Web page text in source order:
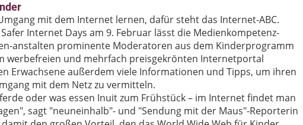
mit dem Internet lernen, dafür steht das Internet-ABC.
Internet Days am 9. Februar lässt die Medienkompetenz-
anstalten prominente Moderatoren aus dem Kinderprogramm
werbefreien und mehrfach preisgekrönten Internetportal
Erwachsene außerdem viele Informationen und Tipps, um ihren
mit dem Netz zu vermitteln.
oder was essen Inuit zum Frühstück – im Internet findet man
sagt "neuneinhalb"- und "Sendung mit der Maus"-Reporterin